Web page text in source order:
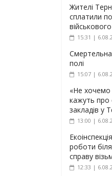
Жителі
сплатили
15:31 |
Смертельна
полі
15:07 |
«Не хочемо
кажуть про
закладів у
13:00 |
роботи
справу
12:33 |